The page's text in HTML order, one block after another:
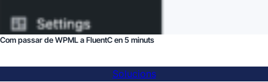
Com passar de WPML a FluentC en 5 minuts
Solucions